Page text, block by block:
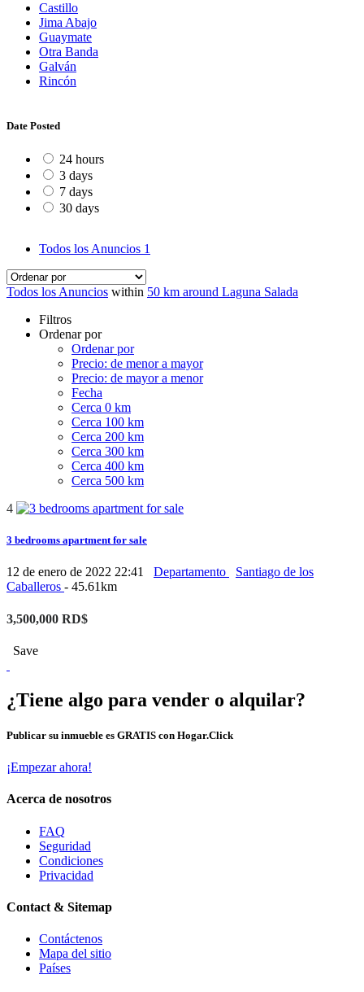
Castillo
Jima Abajo
Guaymate
Otra Banda
Galván
Rincón
Date Posted
24 hours
3 days
7 days
30 days
Todos los Anuncios 1
Todos los Anuncios within 50 km around Laguna Salada
Filtros
Ordenar por
Ordenar por
Precio: de menor a mayor
Precio: de mayor a menor
Fecha
Cerca 0 km
Cerca 100 km
Cerca 200 km
Cerca 300 km
Cerca 400 km
Cerca 500 km
4
3 bedrooms apartment for sale
12 de enero de 2022 22:41 Departamento
Santiago de los
Caballeros - 45.61km
3,500,000 RD$
Save
¿Tiene algo para vender o alquilar?
Publicar su inmueble es GRATIS con Hogar.Click
¡Empezar ahora!
Acerca de nosotros
FAQ
Seguridad
Condiciones
Privacidad
Contact & Sitemap
Contáctenos
Mapa del sitio
Países